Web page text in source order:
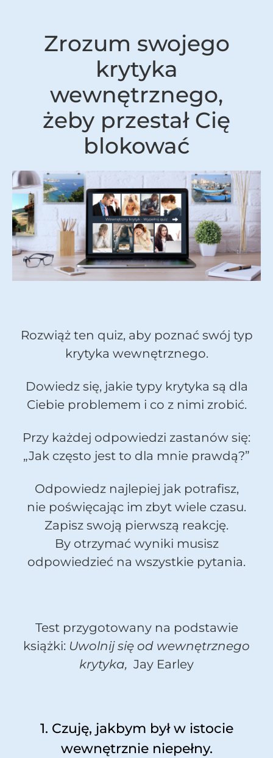
Zrozum swojego
krytyka
wewnętrznego,
żeby przestał Cię
blokować
Rozwiąż ten quiz, aby poznać swój typ
krytyka wewnętrznego.
Dowiedz się, jakie typy krytyka są dla
Ciebie problemem i co z nimi zrobić.
Przy każdej odpowiedzi zastanów się:
„Jak często jest to dla mnie prawdą?”
Odpowiedz najlepiej jak potrafisz,
nie poświęcając im zbyt wiele czasu.
Zapisz swoją pierwszą reakcję.
By otrzymać wyniki musisz
odpowiedzieć na wszystkie pytania.
Test przygotowany na podstawie
książki: Uwolnij się od wewnętrznego
krytyka, Jay Earley
1. Czuję, jakbym był w istocie
wewnętrznie niepełny.